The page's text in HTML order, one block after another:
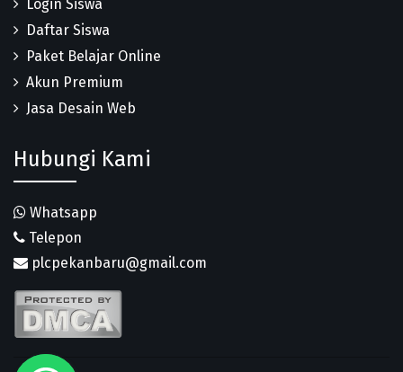
Login Siswa
Daftar Siswa
Paket Belajar Online
Akun Premium
Jasa Desain Web
Hubungi Kami
Whatsapp
Telepon
plcpekanbaru@gmail.com